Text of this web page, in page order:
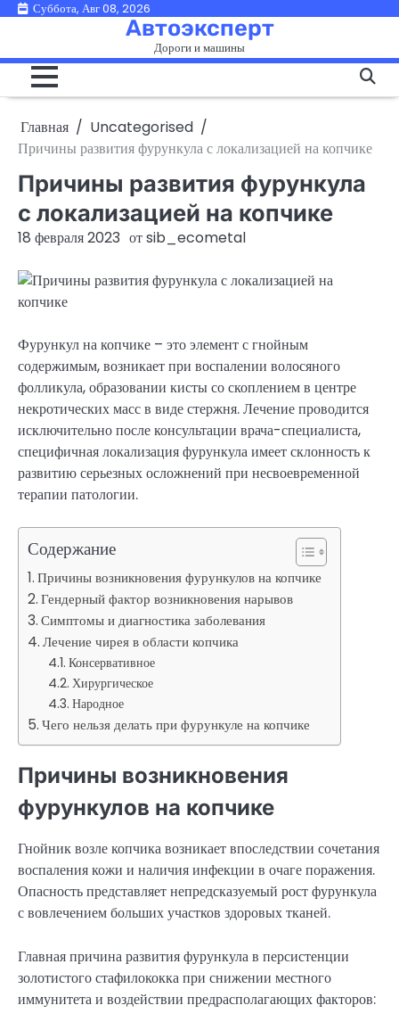
ПерейтиСуббота, Авг 08, 2026
Автоэксперт
Дороги и машины
Главная
Uncategorised
Причины развития фурункула с локализацией на копчике
Причины развития фурункула
с локализацией на копчике
18 февраля 2023 отsib_ecometal
Фурункул на копчике – это элемент с гнойным
содержимым, возникает при воспалении волосяного
фолликула, образовании кисты со скоплением в центре
некротических масс в виде стержня. Лечение проводится
исключительно после консультации врача-специалиста,
специфичная локализация фурункула имеет склонность к
развитию серьезных осложнений при несвоевременной
терапии патологии.
Содержание
Причины возникновения фурункулов на копчике
Гендерный фактор возникновения нарывов
Симптомы и диагностика заболевания
Лечение чирея в области копчика
Консервативное
Хирургическое
Народное
Чего нельзя делать при фурункуле на копчике
Причины возникновения
фурункулов на копчике
Гнойник возле копчика возникает впоследствии сочетания
воспаления кожи и наличия инфекции в очаге поражения.
Опасность представляет непредсказуемый рост фурункула
с вовлечением больших участков здоровых тканей.
Главная причина развития фурункула в персистенции
золотистого стафилококка при снижении местного
иммунитета и воздействии предрасполагающих факторов: